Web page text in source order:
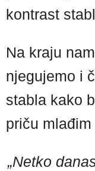
kontrast
Na kraju
njegujemo i
stabla kako
priču
„Netko